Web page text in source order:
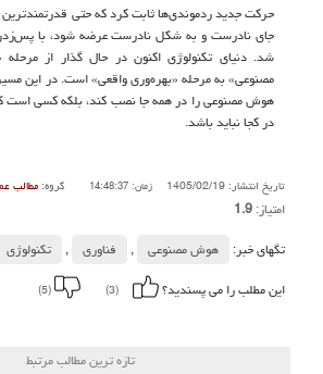
حرکت جدید ردموندی‌ها ثابت کرد که حتی
جای نادرست و به شکل نادرست عرضه شود، با پس‌زدن
شد. دنیای تکنولوژی اکنون در حال گذار از
مصنوعی» به مرحله «بهره‌وری واقعی» است. در این
هوش مصنوعی را در همه جا نصب کند، بلکه کسی
در کجا نباید باشد.
تاریخ انتشار: 1405/02/19 زمان: 14:48:37 گروه:مطالب
امتیاز:1.9
تگهای خبر:
هوش مصنوعی , فناوری , تكنولوژی
این مطلب را می پسندید؟
(3)
(5)
تازه ترین مطالب مرتبط